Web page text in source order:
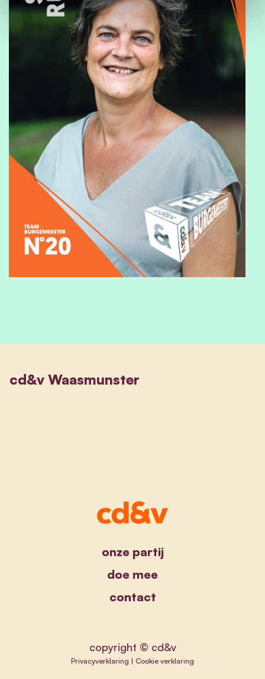
cd&v Waasmunster
onze partij
doe mee
contact
copyright © cd&v
Privacyverklaring | Cookie verklaring